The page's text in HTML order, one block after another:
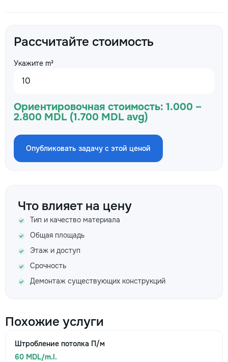
Рассчитайте стоимость
Укажите m²
Ориентировочная стоимость: 1.000 –
2.800 MDL (1.700 MDL avg)
Опубликовать задачу с этой ценой
Что влияет на цену
Тип и качество материала
Общая площадь
Этаж и доступ
Срочность
Демонтаж существующих конструкций
Похожие услуги
Штробление потолка П/м
60 MDL/m.l.